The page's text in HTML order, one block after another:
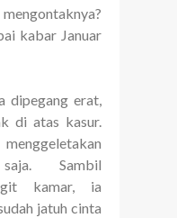
kabar Januar
dipegang erat,
di atas kasur.
Sambil
kamar, ia
jatuh cinta